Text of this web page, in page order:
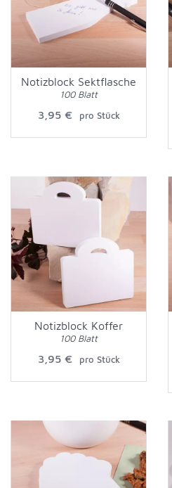
Notizblock Sektflasche
100 Blatt
3,95 € pro Stück
Notizblock Koffer
100 Blatt
3,95 € pro Stück